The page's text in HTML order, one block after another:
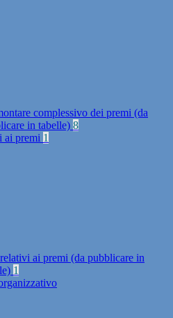
complessivo dei premi (da
in tabelle) 8
ai premi 1
ai premi (da pubblicare in
1